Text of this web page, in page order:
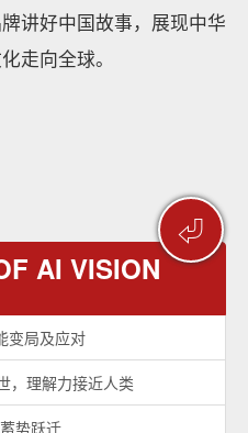
⏎
讲好中国故事，展现中华
走向全球。
AI VISION
变局及应对
，理解力接近人类
势跃迁